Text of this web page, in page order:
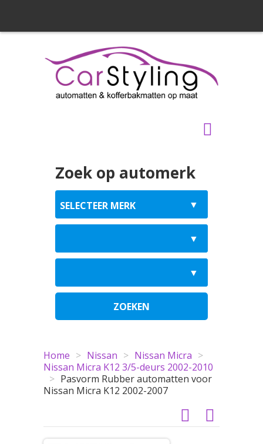
Zoek op automerk
ZOEKEN
Home > Nissan > Nissan Micra >
Nissan Micra K12 3/5-deurs 2002-2010
> Pasvorm Rubber automatten voor
Nissan Micra K12 2002-2007